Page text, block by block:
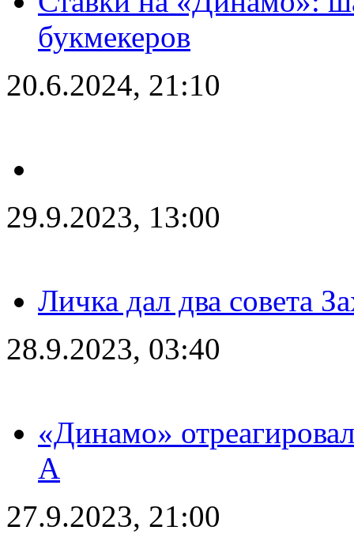
букмекеров
20.6.2024, 21:10
29.9.2023, 13:00
Личка дал два совета
28.9.2023, 03:40
«Динамо»
А
27.9.2023, 21:00